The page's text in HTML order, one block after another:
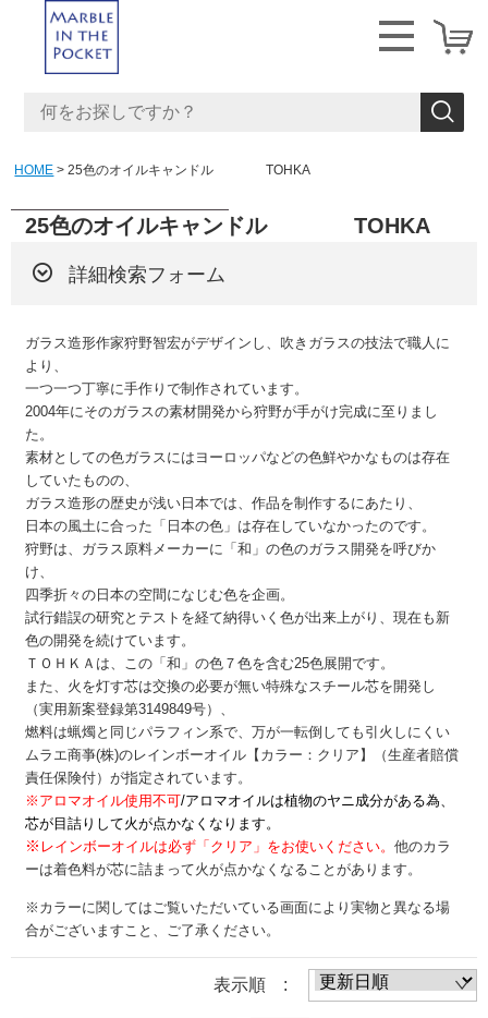
HOME 25色のオイルキャンドル TOHKA
25色のオイルキャンドル TOHKA
詳細検索フォーム
ガラス造形作家狩野智宏がデザインし、吹きガラスの技法で職人に
より、
一つ一つ丁寧に手作りで制作されています。
2004年にそのガラスの素材開発から狩野が手がけ完成に至りまし
た。
素材としての色ガラスにはヨーロッパなどの色鮮やかなものは存在
していたものの、
ガラス造形の歴史が浅い日本では、作品を制作するにあたり、
日本の風土に合った「日本の色」は存在していなかったのです。
狩野は、ガラス原料メーカーに「和」の色のガラス開発を呼びか
け、
四季折々の日本の空間になじむ色を企画。
試行錯誤の研究とテストを経て納得いく色が出来上がり、現在も新
色の開発を続けています。
ＴＯＨＫＡは、この「和」の色７色を含む25色展開です。
また、火を灯す芯は交換の必要が無い特殊なスチール芯を開発し
（実用新案登録第3149849号）、
燃料は蝋燭と同じパラフィン系で、万が一転倒しても引火しにくい
ムラエ商亊(株)のレインボーオイル【カラー：クリア】（生産者賠償
責任保険付）が指定されています。
※アロマオイル使用不可/アロマオイルは植物のヤニ成分がある為、
芯が目詰りして火が点かなくなります。
※ レインボーオイルは必ず「クリア」をお使いください。 他のカラ
ーは着色料が芯に詰まって火が点かなくなることがあります。
※カラーに関してはご覧いただいている画面により実物と異なる場
合がございますこと、ご了承ください。
表示順 :